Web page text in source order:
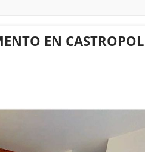
EN CASTROPOL